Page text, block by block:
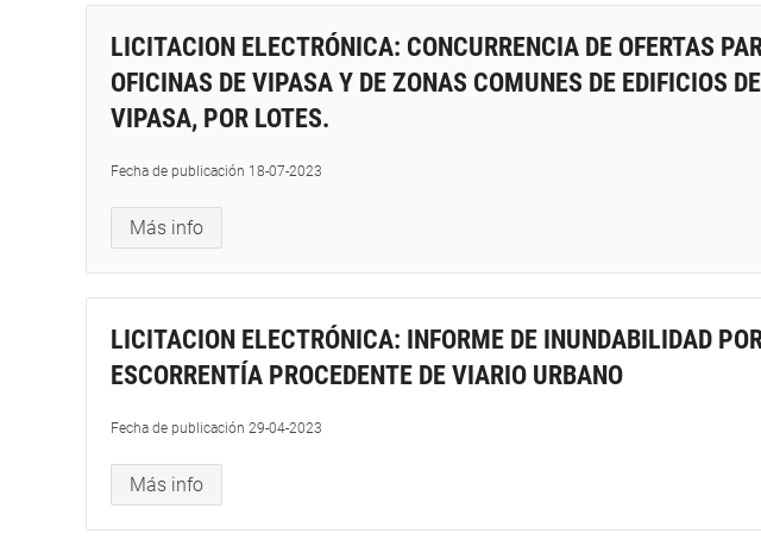
LICITACION ELECTRÓNICA: CONCURRENCIA DE OFERTAS
OFICINAS DE VIPASA Y DE ZONAS COMUNES DE EDIFICIOS
VIPASA, POR LOTES.
Fecha de publicación 18-07-2023
Más info
LICITACION ELECTRÓNICA: INFORME DE INUNDABILIDAD
ESCORRENTÍA PROCEDENTE DE VIARIO URBANO
Fecha de publicación 29-04-2023
Más info